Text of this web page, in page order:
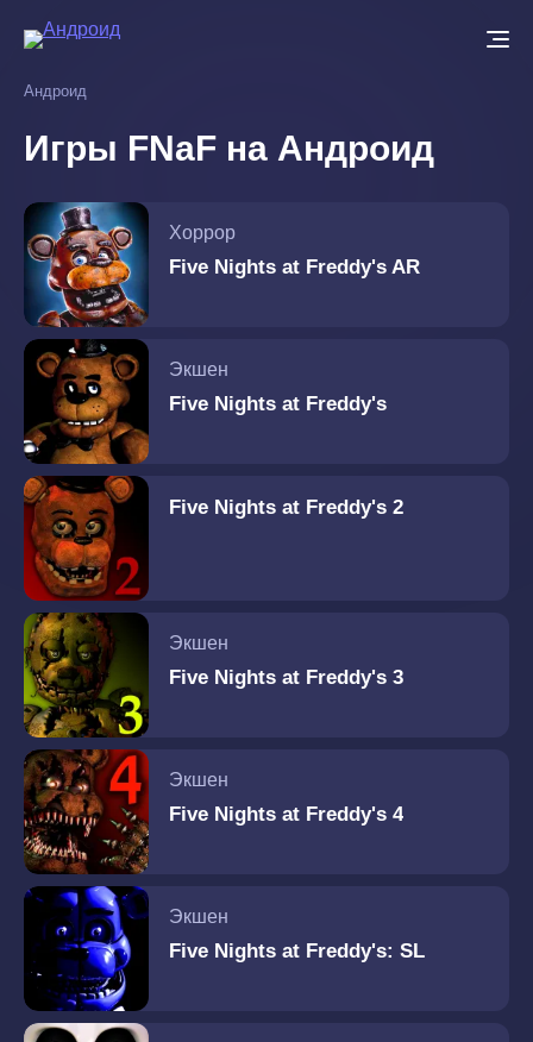
основному
Андроид
Игры FNaF на Андроид
Хоррор
Five Nights at Freddy's AR
Экшен
Five Nights at Freddy's
Five Nights at Freddy's 2
Экшен
Five Nights at Freddy's 3
Экшен
Five Nights at Freddy's 4
Экшен
Five Nights at Freddy's: SL